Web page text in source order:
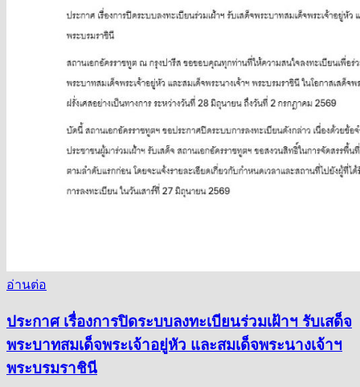
อ่านต่อ
ประกาศ เรื่องการปิดระบบลงทะเบียนร่วมเฝ้าฯ รับเสด็จ
พระบาทสมเด็จพระเจ้าอยู่หัว และสมเด็จพระนางเจ้าฯ
พระบรมราชินี